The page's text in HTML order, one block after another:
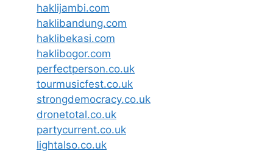
haklijambi.com
haklibandung.com
haklibekasi.com
haklibogor.com
perfectperson.co.uk
tourmusicfest.co.uk
strongdemocracy.co.uk
dronetotal.co.uk
partycurrent.co.uk
lightalso.co.uk